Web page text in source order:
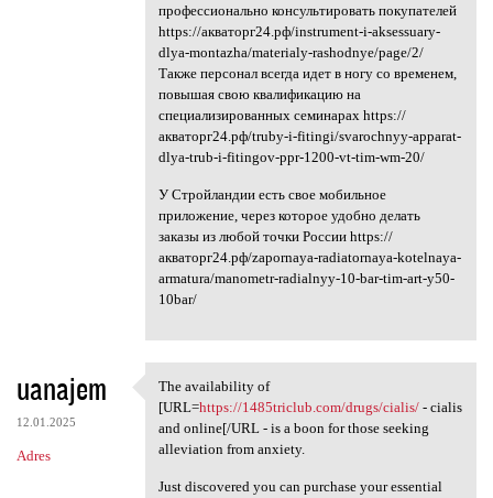
профессионально консультировать покупателей
https://акваторг24.рф/instrument-i-aksessuary-
dlya-montazha/materialy-rashodnye/page/2/
Также персонал всегда идет в ногу со временем,
повышая свою квалификацию на
специализированных семинарах https://
акваторг24.рф/truby-i-fitingi/svarochnyy-apparat-
dlya-trub-i-fitingov-ppr-1200-vt-tim-wm-20/
У Стройландии есть свое мобильное
приложение, через которое удобно делать
заказы из любой точки России https://
акваторг24.рф/zapornaya-radiatornaya-kotelnaya-
armatura/manometr-radialnyy-10-bar-tim-art-y50-
10bar/
uanajem
12.01.2025
Adres
The availability of [URL
The availability of
[URL=https://1485triclub.com/drugs/cialis/- cialis
and online[/URL - is a boon for those seeking
alleviation from anxiety.
Just discovered you can purchase your essential